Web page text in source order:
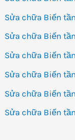
Sửa chữa Biến
Sửa chữa Biến
Sửa chữa Biến
Sửa chữa Biến
Sửa chữa Biến tần
Sửa chữa Biến